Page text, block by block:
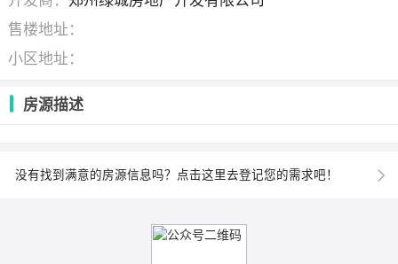
售楼地址：
小区地址：
房源描述
没有找到满意的房源信息吗？点击这里去登记您的需求吧！